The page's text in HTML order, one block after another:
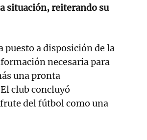
situación, reiterando su
a disposición de la
necesaria para
una pronta
club concluyó
del fútbol como una